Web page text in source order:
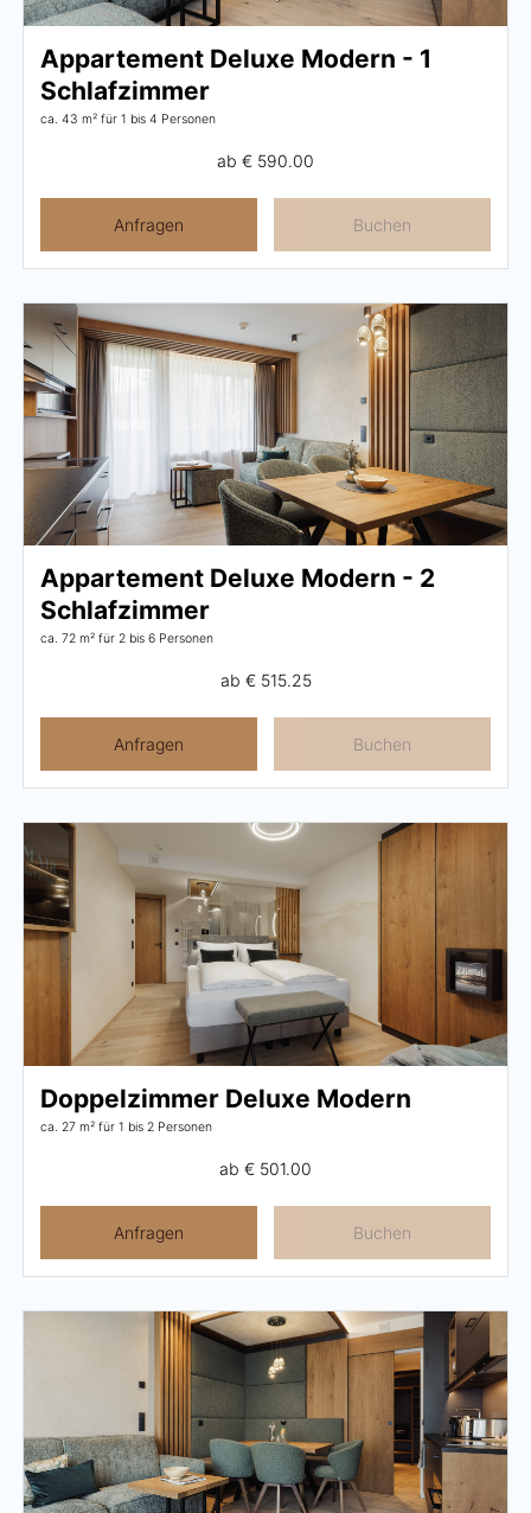
Pachmair 1453
Gastgeber
Impressionen
Nachhaltigkeit
Bewertungen & Auszeichnungen
Lage & Anreise
FAQs
Menü schließen
Appartement Deluxe Modern - 1
Schlafzimmer
ca. 43 m² für 1 bis 4 Personen
ab € 590.00
Anfragen Buchen
Appartement Deluxe Modern - 2
Schlafzimmer
ca. 72 m² für 2 bis 6 Personen
ab € 515.25
Anfragen Buchen
Doppelzimmer Deluxe Modern
ca. 27 m² für 1 bis 2 Personen
ab € 501.00
Anfragen Buchen